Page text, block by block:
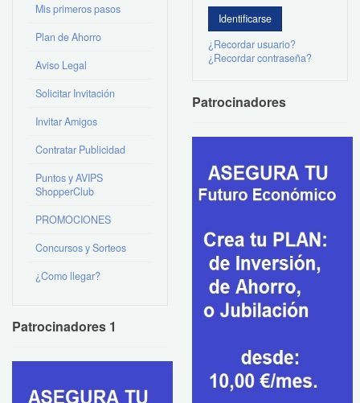
Mis primeros pasos
Plan de Ahorro
Aviso Legal
Solicitar Invitación
Invitar Amigos
Contratar Publicidad
Puntos y AVIPS
ShopperClub
PROMOCIONES
Concursos y Sorteos
¿Como llegar?
Patrocinadores 1
¿Recordar usuario?
¿Recordar contraseña?
Patrocinadores